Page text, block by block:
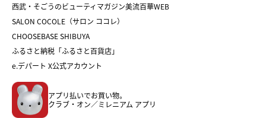
ホワイトデー
バレンタイン
ホワイトデー
おせち
フード
ホーム・キッチン＆アート
西武・そごうのビューティマガジン美流百華WEB
SALON COCOLE（サロン ココレ）
CHOOSEBASE SHIBUYA
ふるさと納税「ふるさと百貨店」
e.デパート X公式アカウント
アプリ払いでお買い物。
クラブ・オン／ミレニアム アプリ